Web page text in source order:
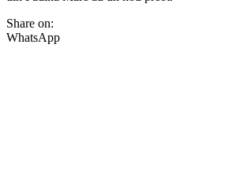
Share on:
WhatsApp